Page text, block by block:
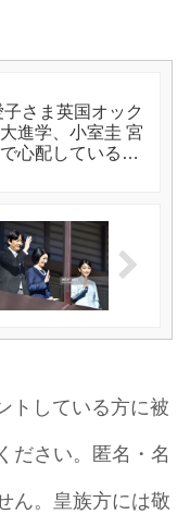
さま英国オック
進学、小室圭 宮
心配しているこ
トしている方に被
ださい。匿名・名
ん。皇族方には敬